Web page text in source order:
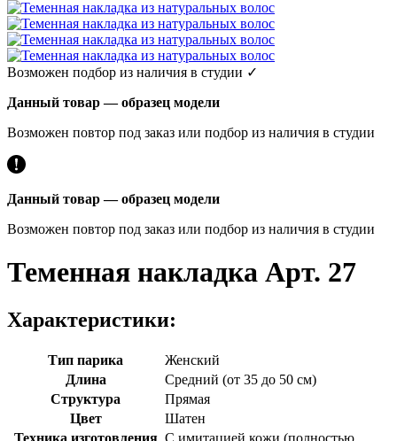
Возможен подбор из наличия в студии ✓
Данный товар — образец модели
Возможен повтор под заказ или подбор из наличия в студии
Данный товар — образец модели
Возможен повтор под заказ или подбор из наличия в студии
Теменная накладка Арт. 27
Характеристики:
Тип парика
Женский
Длина
Средний (от 35 до 50 см)
Структура
Прямая
Цвет
Шатен
Техника изготовления С имитацией кожи (полностью